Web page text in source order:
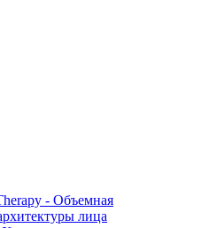
- Объемная
лица